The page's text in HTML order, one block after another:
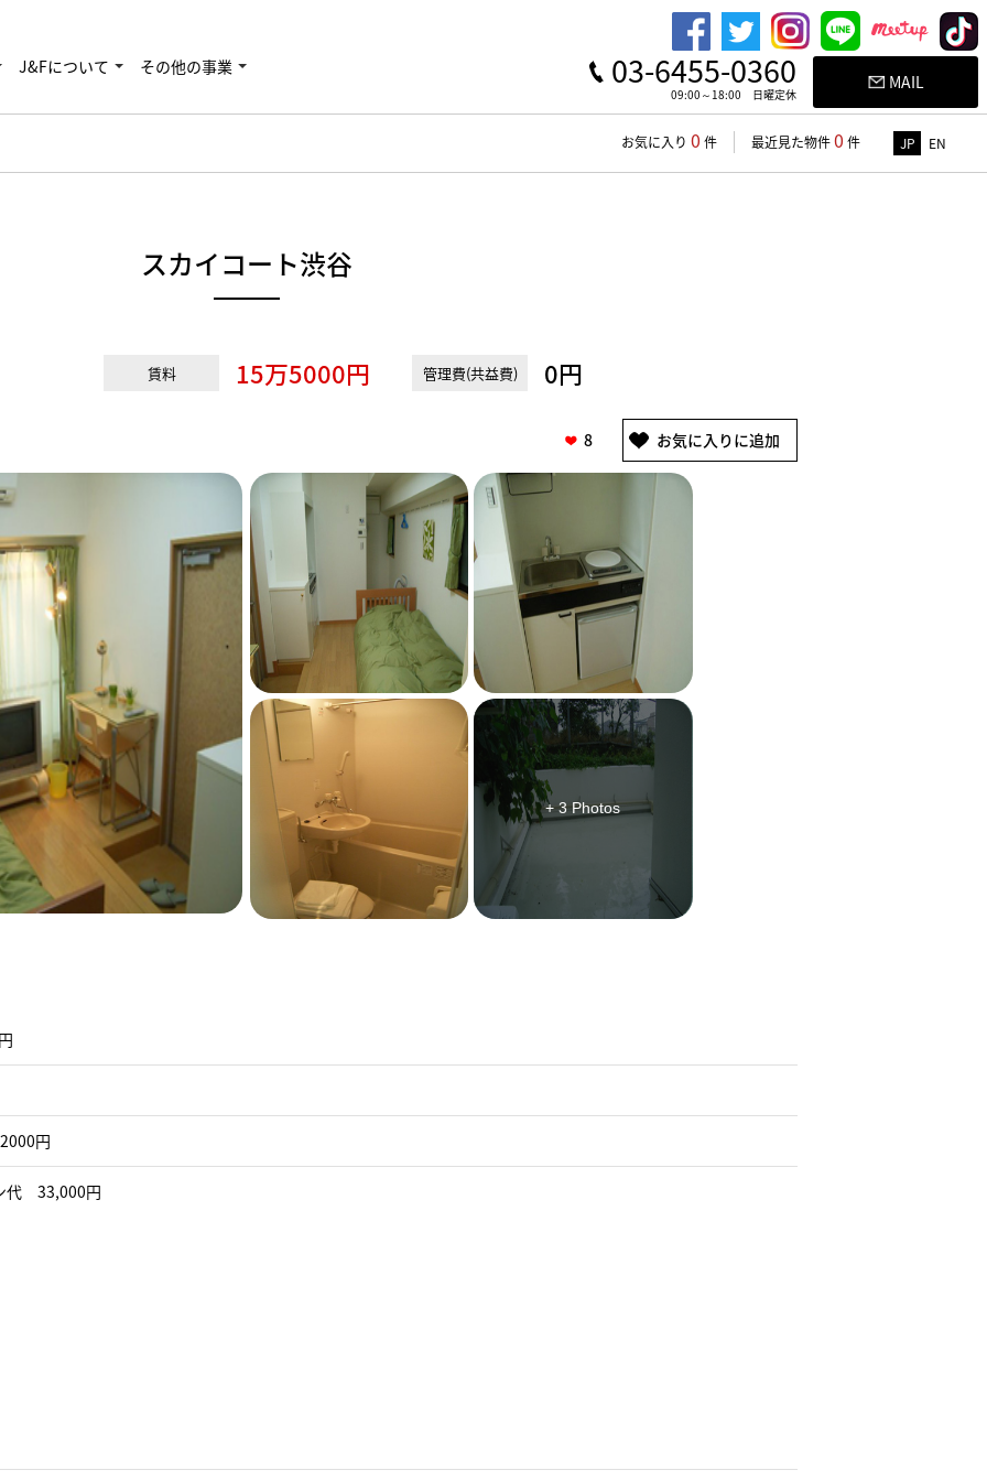
J&Fについて その他の事業 03-6455-0360
09:00～18:00 日曜定休
MAIL
お気に入り 0 件 最近見た物件0 件 JP EN
スカイコート渋谷
賃料 15万5000円 管理費(共益費) 0円
8
+ 3 Photos
円
代 33,000円